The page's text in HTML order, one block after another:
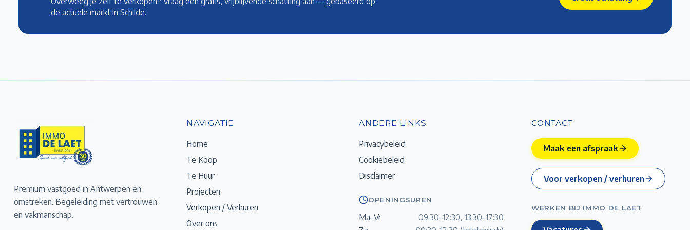
de actuele markt in Schilde
Premium vastgoed in Antwerpen en
omstreken. Begeleiding met vertrouwen
en vakmanschap.
NAVIGATIE
Home
Te Koop
Te Huur
Projecten
Verkopen / Verhuren
Over ons
ANDERE LINKS
Privacybeleid
Cookiebeleid
Disclaimer
OPENINGSUREN
Ma–Vr
09:30–12:30, 13:30–17:30
CONTACT
Maak een afspraak
Voor verkopen / verhuren
WERKEN BIJ IMMO DE LAET